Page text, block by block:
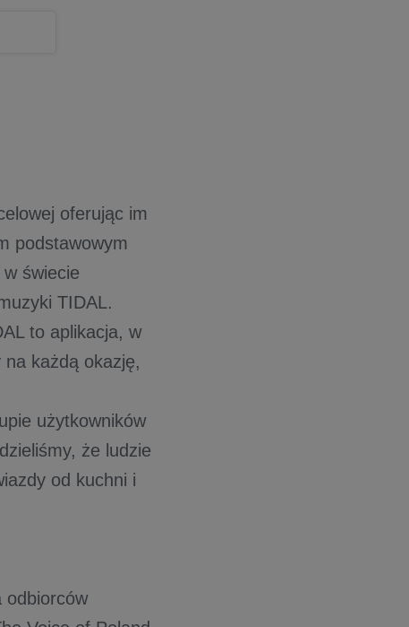
oferując im
podstawowym
świecie
TIDAL.
to aplikacja, w
każdą okazję,
użytkowników
że ludzie
od kuchni i
odbiorców